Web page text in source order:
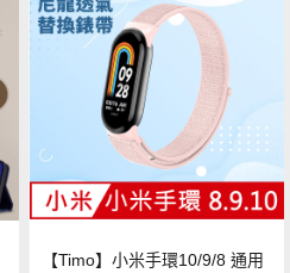
【Timo】小米手環10/9/8 通用